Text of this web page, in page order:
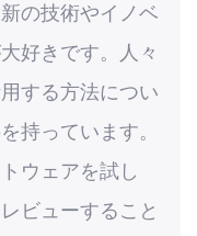
の技術やイノベ
好きです。人々
する方法につい
持っています。
ウェアを試し
ビューすること